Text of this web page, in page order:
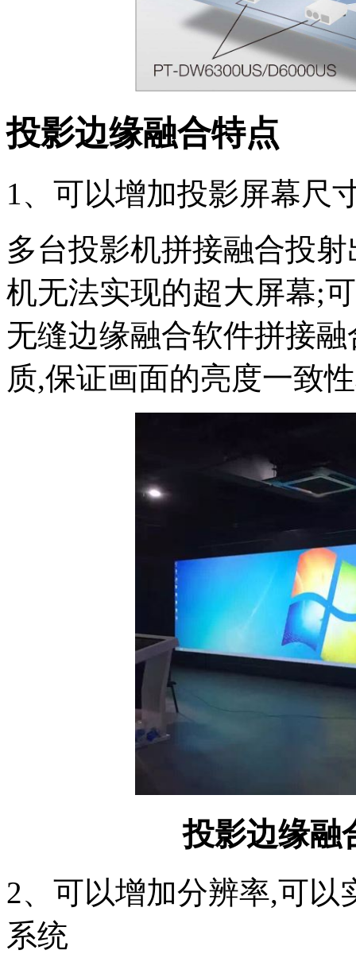
投影边缘融合特点
1、可以增加投影屏幕尺
多台投影机拼接融合投
机无法实现的超大屏幕;
无缝边缘融合软件拼接
质,保证画面的亮度一致
投影边缘融
2、可以增加分辨率,可
系统